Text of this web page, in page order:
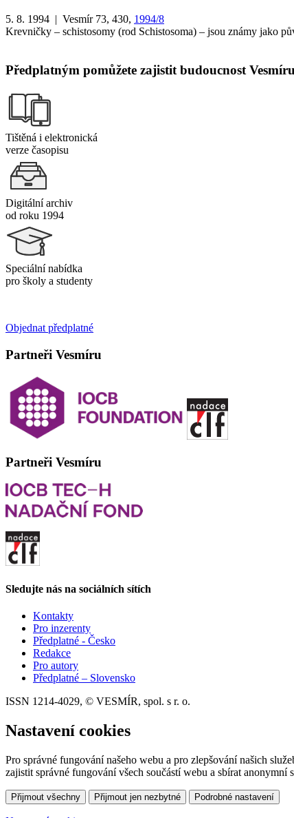
5. 8. 1994 | Vesmír 73, 430, 1994/8
Krevničky – schistosomy (rod Schistosoma) – jsou známy jako
Předplatným pomůžete zajistit budoucnost Vesmíru
Tištěná i elektronická
verze časopisu
Digitální archiv
od roku 1994
Speciální nabídka
pro školy a studenty
Objednat předplatné
Partneři Vesmíru
Partneři Vesmíru
Sledujte nás na sociálních sítích
Kontakty
Pro inzerenty
Předplatné - Česko
Redakce
Pro autory
Předplatné – Slovensko
ISSN 1214-4029, © VESMÍR, spol. s r. o.
Nastavení cookies
Pro správné fungování našeho webu a pro zlepšování našich
zajistit správné fungování všech součástí webu a sbírat
Přijmout všechny Přijmout jen nezbytné Podrobné nastavení